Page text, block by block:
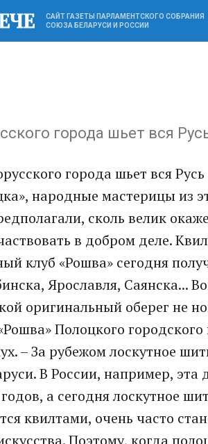
САЙТ ГАЗЕТЫ ПАРЛАМЕНТСКОГО СОБРАНИЯ
СОЮЗА БЕЛАРУСИ И РОССИИ
города шьет вся
города шьет вся
народные мастерицы из
сколь велик
в добром деле.
клуб «Рошва» сегодня
Ярославля, Саянска...
оригинальный оберег не
Полоцкого
– За рубежом лоскутное
В России, например, эта
а сегодня лоскутное
квилтами, очень часто
Поэтому, когда